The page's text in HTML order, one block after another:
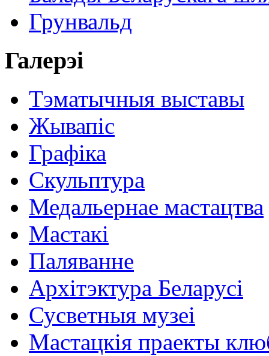
Грунвальд
Галерэі
Тэматычныя выставы
Жывапіс
Графіка
Скульптура
Медальернае мастацтва
Мастакі
Паляванне
Архітэктура Беларусі
Сусветныя музеі
Мастацкія праекты